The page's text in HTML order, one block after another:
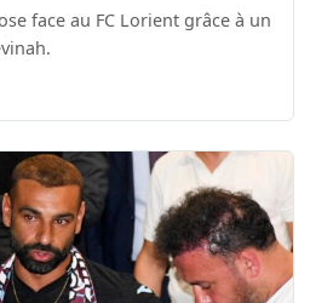
face au FC Lorient grâce à un